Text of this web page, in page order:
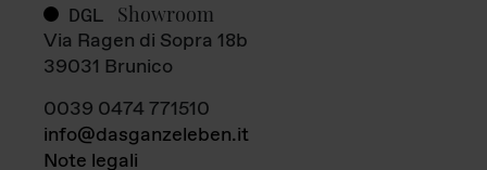
DGL Showroom
Via Ragen di Sopra 18b
39031 Brunico
0039 0474 771510
info@dasganzeleben.it
Note legali